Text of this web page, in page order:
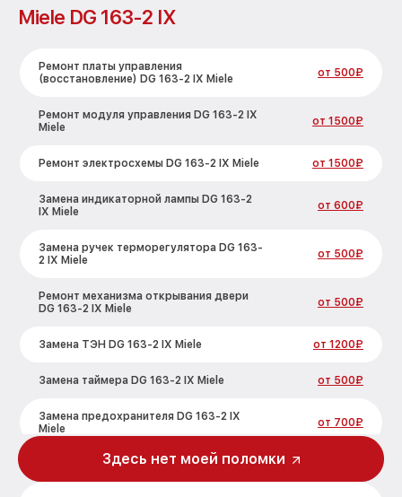
Miele DG 163-2 IX
Ремонт платы управления
(восстановление) DG 163-2 IX Miele
от 500₽
Ремонт модуля управления DG 163-2 IX
Miele
от 1500₽
Ремонт электросхемы DG 163-2 IX Miele от 1500₽
Замена индикаторной лампы DG 163-2
IX Miele
от 600₽
Замена ручек терморегулятора DG 163-
2 IX Miele
от 500₽
Ремонт механизма открывания двери
DG 163-2 IX Miele
от 500₽
Замена ТЭН DG 163-2 IX Miele от 1200₽
Замена таймера DG 163-2 IX Miele от 500₽
Замена предохранителя DG 163-2 IX
Miele
от 700₽
Замена шнура питания DG 163-2 IX Miele
Здесь нет моей поломки